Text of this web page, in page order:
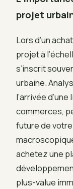
projet
Lors d’un
projet à
s’inscrit
urbaine.
l’arrivée
commerces,
future de
achetez une
plus-value